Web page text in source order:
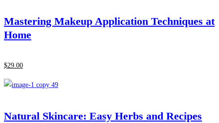
Mastering Makeup Application Techniques at
Home
$29.00
Natural Skincare: Easy Herbs and Recipes